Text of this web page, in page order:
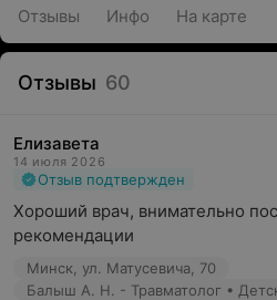
Отзывы Инфо На карте
Отзывы 60
Елизавета
14 июля 2026
Отзыв подтвержден
Хороший врач, внимательно
рекомендации
Минск, ул. Матусевича, 70
Балыш А. Н. - Травматолог •